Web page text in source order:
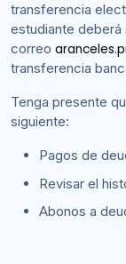
transferencia
estudiante deberá
correo
transferencia
Tenga presente
siguiente:
Pagos de
Revisar el
Abonos a